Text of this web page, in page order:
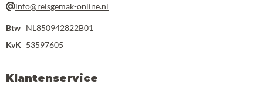
info@reisgemak-online.nl
Btw NL850942822B01
KvK 53597605
Klantenservice